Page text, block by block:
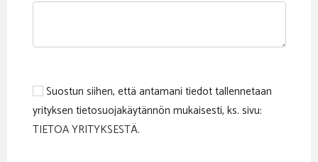
Suostun siihen, että antamani tiedot tallennetaan
yrityksen tietosuojakäytännön mukaisesti, ks. sivu:
TIETOA YRITYKSESTÄ.